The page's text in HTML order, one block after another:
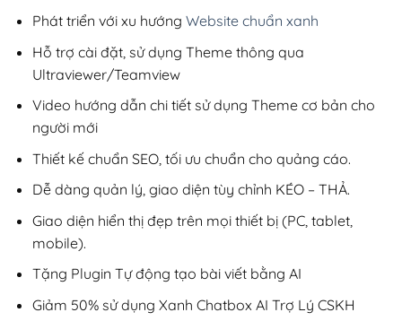
Phát triển với xu hướng Website chuẩn xanh
Hỗ trợ cài đặt, sử dụng Theme thông qua
Ultraviewer/Teamview
Video hướng dẫn chi tiết sử dụng Theme cơ bản cho
người mới
Thiết kế chuẩn SEO, tối ưu chuẩn cho quảng cáo.
Dễ dàng quản lý, giao diện tùy chỉnh KÉO – THẢ.
Giao diện hiển thị đẹp trên mọi thiết bị (PC, tablet,
mobile).
Tặng Plugin Tự động tạo bài viết bằng AI
Giảm 50% sử dụng Xanh Chatbox AI Trợ Lý CSKH